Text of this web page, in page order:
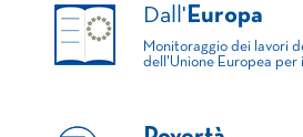
Dall' Europa
Monitoraggio dei lavori
dell'Unione Europea per